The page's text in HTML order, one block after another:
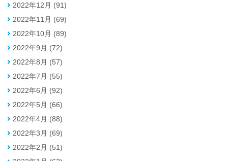
2022年12月 (91)
2022年11月 (69)
2022年10月 (89)
2022年9月 (72)
2022年8月 (57)
2022年7月 (55)
2022年6月 (92)
2022年5月 (66)
2022年4月 (88)
2022年3月 (69)
2022年2月 (51)